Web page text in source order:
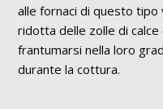
alle fornaci di questo tipo
ridotta delle zolle di
frantumarsi nella loro
durante la cottura.